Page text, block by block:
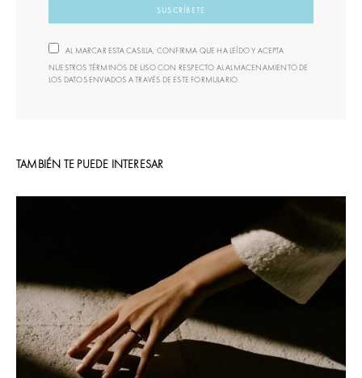
SUSCRÍBETE
AL MARCAR ESTA CASILLA, CONFIRMA QUE HA LEÍDO Y ACEPTA
NUESTROS TÉRMINOS DE USO CON RESPECTO AL ALMACENAMIENTO DE
LOS DATOS ENVIADOS A TRAVÉS DE ESTE FORMULARIO.
TAMBIÉN TE PUEDE INTERESAR